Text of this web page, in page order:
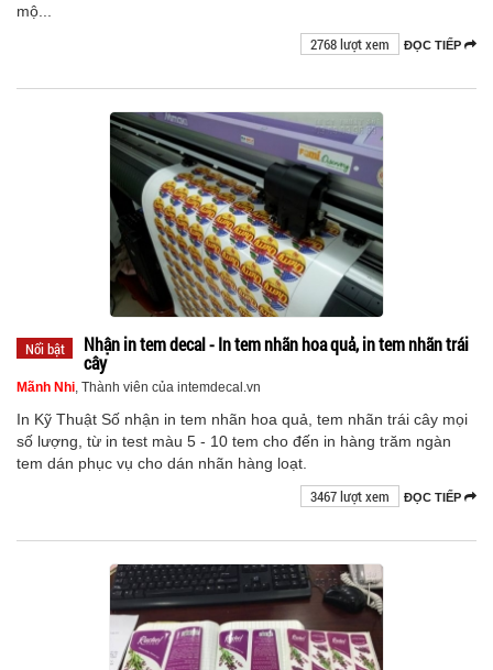
mộ...
ĐỌC TIẾP
2768 lượt xem
Nổi bật
Nhận in tem decal - In tem nhãn hoa quả, in tem nhãn trái
cây
Mãnh Nhi, Thành viên của intemdecal.vn
In Kỹ Thuật Số nhận in tem nhãn hoa quả, tem nhãn trái cây mọi
số lượng, từ in test màu 5 - 10 tem cho đến in hàng trăm ngàn
tem dán phục vụ cho dán nhãn hàng loạt.
ĐỌC TIẾP
3467 lượt xem